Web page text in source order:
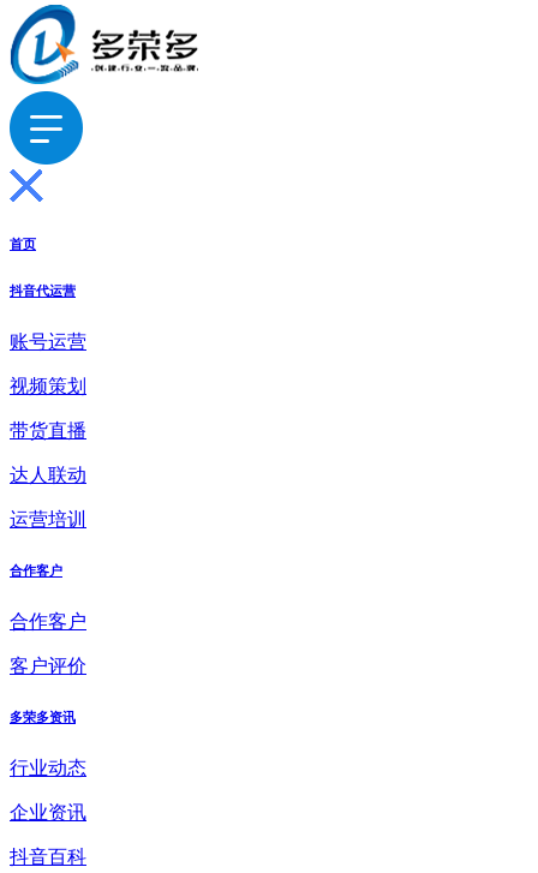
首页
抖音代运营
账号运营
视频策划
带货直播
达人联动
运营培训
合作客户
合作客户
客户评价
多荣多资讯
行业动态
企业资讯
抖音百科